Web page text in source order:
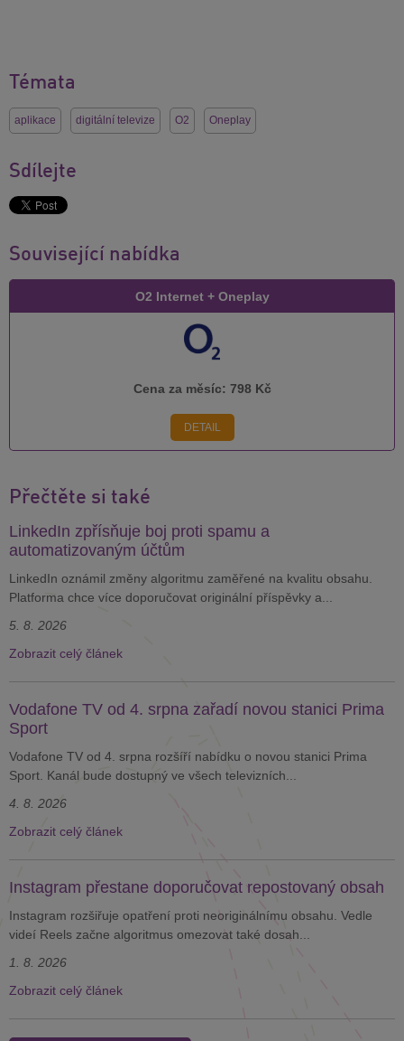
Témata
aplikace digitální televize O2 Oneplay
Sdílejte
Související nabídka
O2 Internet + Oneplay
Cena za měsíc: 798 Kč
DETAIL
Přečtěte si také
LinkedIn zpřísňuje boj proti spamu a
automatizovaným účtům
LinkedIn oznámil změny algoritmu zaměřené na kvalitu obsahu.
Platforma chce více doporučovat originální příspěvky a...
5. 8. 2026
Zobrazit celý článek
Vodafone TV od 4. srpna zařadí novou stanici Prima
Sport
Vodafone TV od 4. srpna rozšíří nabídku o novou stanici Prima
Sport. Kanál bude dostupný ve všech televizních...
4. 8. 2026
Zobrazit celý článek
Instagram přestane doporučovat repostovaný obsah
Instagram rozšiřuje opatření proti neoriginálnímu obsahu. Vedle
videí Reels začne algoritmus omezovat také dosah...
1. 8. 2026
Zobrazit celý článek